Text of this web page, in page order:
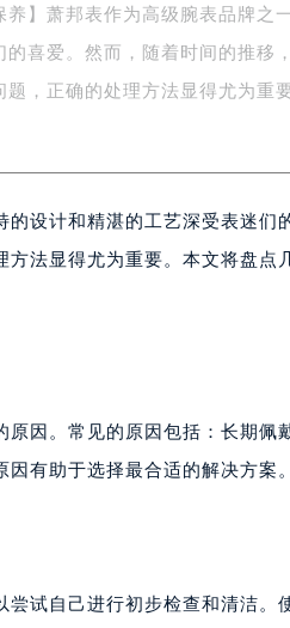
贸易中心写字楼A座13层1304室
地双子塔（中央广场）A1座办
心写字楼（万象城）15层1508
厦写字楼1座30层05室（需提前
写字楼B座11层1104室（需提前
字楼29层2905室（需提前预约）
服务中心（品牌授权店）3层整
服务中心（品牌授权店）1层整
10层1015室（需提前预约）
养】萧邦表作为高级腕表品牌之
的喜爱。然而，随着时间的推移
题，正确的处理方法显得尤为重
的设计和精湛的工艺深受表迷们
法显得尤为重要。本文将盘点
因。常见的原因包括：长期佩
有助于选择最合适的解决方案。
试自己进行初步检查和清洁。